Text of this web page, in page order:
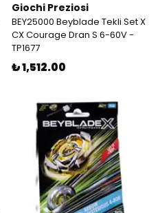
Giochi Preziosi
BEY25000 Beyblade Tekli Set X
CX Courage Dran S 6-60V -
TP1677
₺ 1,512.00